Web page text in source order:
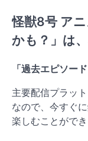
怪獣8号 ア
かも？」は
「過去エピソー
主要配信プラッ
なので、今すぐ
楽しむことができ